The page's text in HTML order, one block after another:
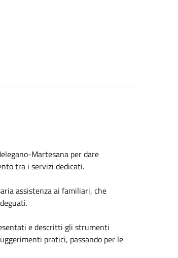
Martesana per dare
tra i servizi dedicati.
assistenza ai familiari, che
e descritti gli strumenti
pratici, passando per le